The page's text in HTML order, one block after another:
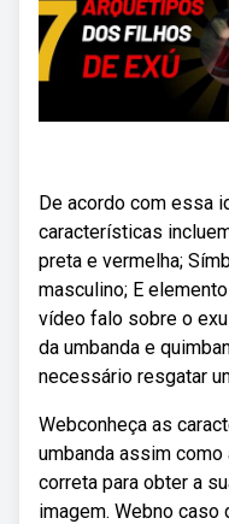
De acordo com essa
características
preta e vermelha;
masculino; E
vídeo falo sobre o
da umbanda e
necessário resgatar
Webconheça as
umbanda assim
correta para obter a
imagem. Webno